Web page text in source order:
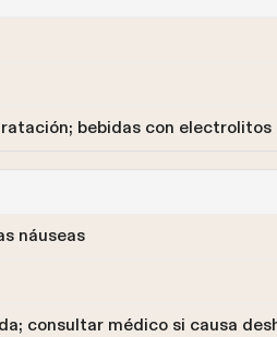
bebidas con electrolitos
náuseas
consultar médico si causa